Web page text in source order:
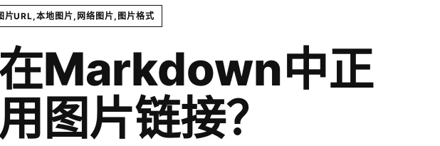
URL,本地图片,网络图片,图片格式
Markdown中正
图片链接？